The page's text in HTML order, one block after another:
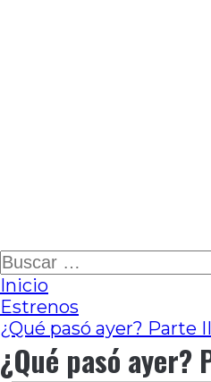
Ir
al
contenido
Buscar:
Inicio
Estrenos
¿Qué pasó ayer? Parte
¿Qué pasó